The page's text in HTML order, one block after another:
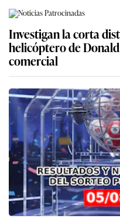
Investigan la corta
helicóptero de
comercial